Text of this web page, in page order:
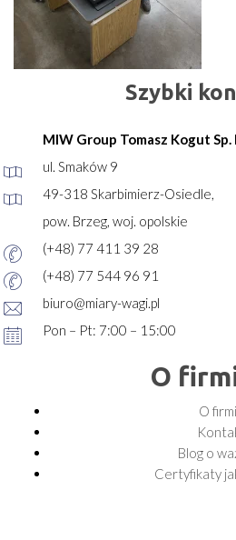
Szybki
MIW Group Tomasz Kogut Sp.
ul. Smaków 9
49-318 Skarbimierz-Osiedle,
pow. Brzeg, woj. opolskie
(+48) 77 411 39 28
(+48) 77 544 96 91
biuro@miary-wagi.pl
Pon – Pt: 7:00 – 15:00
O
O
Blog o
Certyfikaty